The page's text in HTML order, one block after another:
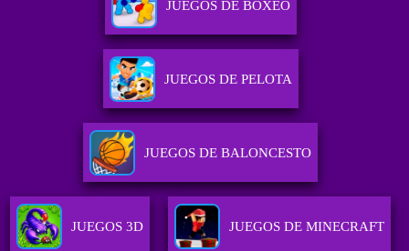
JUEGOS DE BOXEO
JUEGOS DE PELOTA
JUEGOS DE BALONCESTO
JUEGOS 3D JUEGOS DE MINECRAFT